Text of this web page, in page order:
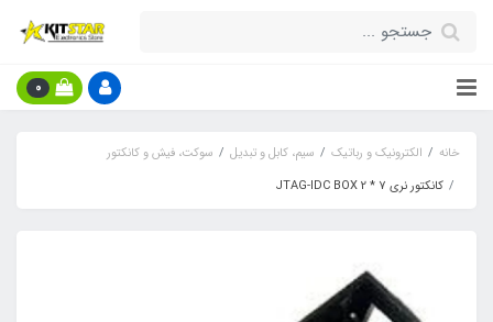
0
خانه الکترونیک و رباتیک سیم، کابل و تبدیل
سوکت، فیش و کانکتور
کانکتور نری 7 * 2 JTAG-IDC BOX